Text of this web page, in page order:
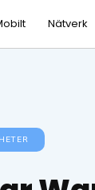
Nätverk